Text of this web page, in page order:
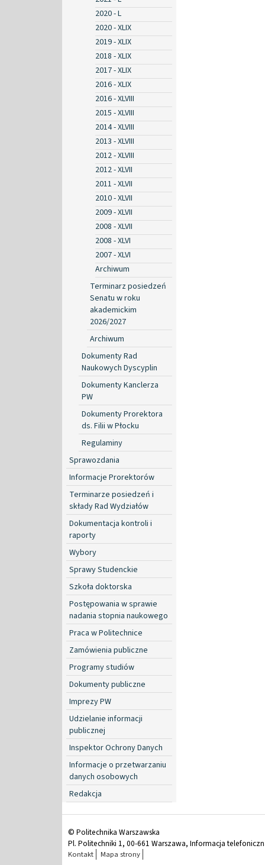
2020 - L
2020 - XLIX
2019 - XLIX
2018 - XLIX
2017 - XLIX
2016 - XLIX
2016 - XLVIII
2015 - XLVIII
2014 - XLVIII
2013 - XLVIII
2012 - XLVIII
2012 - XLVII
2011 - XLVII
2010 - XLVII
2009 - XLVII
2008 - XLVII
2008 - XLVI
2007 - XLVI
Archiwum
Terminarz posiedzeń
Senatu w roku
akademickim
2026/2027
Archiwum
Dokumenty Rad
Naukowych Dyscyplin
Dokumenty Kanclerza
PW
Dokumenty Prorektora
ds. Filii w Płocku
Regulaminy
Sprawozdania
Informacje Prorektorów
Terminarze posiedzeń i
składy Rad Wydziałów
Dokumentacja kontroli i
raporty
Wybory
Sprawy Studenckie
Szkoła doktorska
Postępowania w sprawie
nadania stopnia naukowego
Praca w Politechnice
Zamówienia publiczne
Programy studiów
Dokumenty publiczne
Imprezy PW
Udzielanie informacji
publicznej
Inspektor Ochrony Danych
Informacje o przetwarzaniu
danych osobowych
Redakcja
© Politechnika Warszawska
Pl. Politechniki 1, 00-661 Warszawa, Informacja
Kontakt Mapa strony